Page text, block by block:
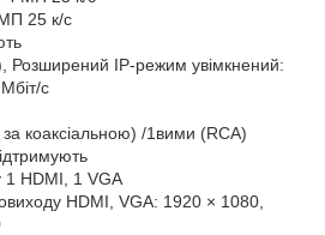
25 к/с
Розширений IP-режим увімкнений:
с
коаксіальною) /1вими (RCA)
1 HDMI, 1 VGA
HDMI, VGA: 1920 × 1080,